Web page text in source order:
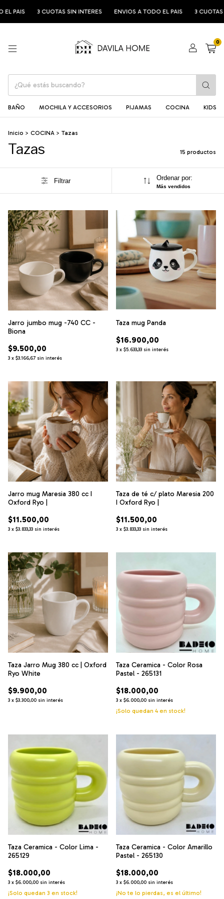
3 CUOTAS SIN INTERES ENVIOS A TODO EL PAIS 3 CUOTAS SIN
0
BAÑO MOCHILA Y ACCESORIOS PIJAMAS COCINA KIDS
Inicio > COCINA > Tazas
Tazas 15 productos
Filtrar Ordenar por:
Más vendidos
Jarro jumbo mug -740 CC -
Biona
$9.500,00
3 x $3.166,67 sin interés
Taza mug Panda
$16.900,00
3 x $5.633,33 sin interés
Jarro mug Maresia 380 cc I
Oxford Ryo |
$11.500,00
3 x $3.833,33 sin interés
Taza de té c/ plato Maresia 200
I Oxford Ryo |
$11.500,00
3 x $3.833,33 sin interés
Taza Jarro Mug 380 cc | Oxford
Ryo White
$9.900,00
3 x $3.300,00 sin interés
Taza Ceramica - Color Rosa
Pastel - 265131
$18.000,00
3 x $6.000,00 sin interés
¡Solo quedan 4en stock!
Taza Ceramica - Color Lima -
265129
$18.000,00
3 x $6.000,00 sin interés
¡Solo quedan 3 en stock!
Taza Ceramica - Color Amarillo
Pastel - 265130
$18.000,00
3 x $6.000,00 sin interés
¡No te lo pierdas, es el último!